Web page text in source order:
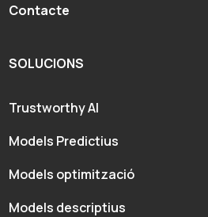
Contacte
SOLUCIONS
Trustworthy AI
Models Predictius
Models optimització
Models descriptius